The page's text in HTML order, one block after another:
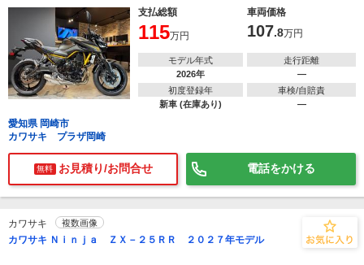
支払総額 車両価格
115万円 107.8万円
モデル年式
2026年
走行距離
―
初度登録年
新車 (在庫あり)
車検/自賠責
―
愛知県 岡崎市
カワサキ プラザ岡崎
無料 お見積り/お問合せ 電話をかける
カワサキ 複数画像
カワサキ Ｎｉｎｊａ ＺＸ－２５ＲＲ ２０２７年モデル